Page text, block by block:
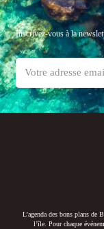
Inscrivez-vous à la
L’agenda des bons plans de
l’île. Pour chaque